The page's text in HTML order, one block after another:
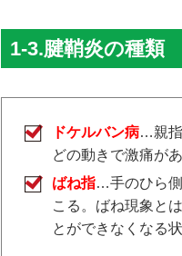
1-3.腱鞘炎の種類
ドケルバン病…親指
どの動きで激痛が
ばね指…手のひら側
こる。ばね現象と
とができなくなる状